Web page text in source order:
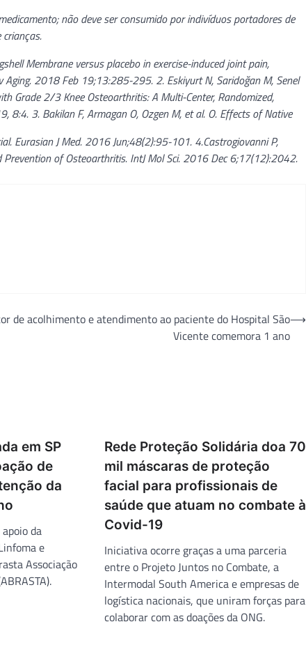
não deve ser consumido por indivíduos portadores de
Membrane versus placebo in exercise-induced joint pain,
2018 Feb 19;13:285-295. 2. Eskiyurt N, Saridoğan M, Senel
Grade 2/3 Knee Osteoarthritis: A Multi-Center, Randomized,
8:4. 3. Bakilan F, Armagan O, Ozgen M, et al. O. Effects of Native
Eurasian J Med. 2016 Jun;48(2):95-101. 4.Castrogiovanni P,
of Osteoarthritis. IntJ Mol Sci. 2016 Dec 6;17(12):2042.
de acolhimento e atendimento ao paciente do Hospital São
Vicente comemora 1 ano
⟶
em SP
de
da
da
e
Associação
Rede Proteção Solidária doa 70
mil máscaras de proteção
facial para profissionais de
saúde que atuam no combate à
Covid-19
Iniciativa ocorre graças a uma parceria
entre o Projeto Juntos no Combate, a
Intermodal South America e empresas de
logística nacionais, que uniram forças para
colaborar com as doações da ONG.